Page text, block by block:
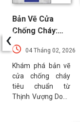
Bản Vẽ Cửa
Chống Cháy:
Chi Tiết Cấu
Tạo Và Tiêu
Chuẩn Kỹ Thuật
Mới Nhất
04 Tháng 02, 2026
Khám phá bản vẽ
cửa chống cháy
tiêu chuẩn từ
Thịnh Vượng Door.
‹